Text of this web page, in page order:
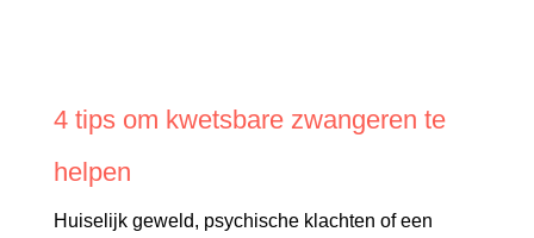
4 tips om kwetsbare zwangeren te
helpen
Huiselijk geweld, psychische klachten of een